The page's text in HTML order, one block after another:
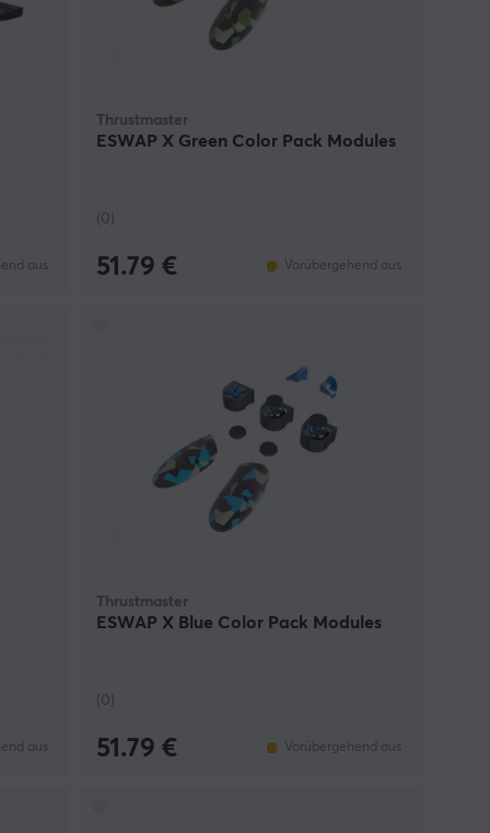
aus
Thrustmaster
ESWAP X Green Color Pack Modules
(0)
51.79 € Vorübergehend aus
aus
Thrustmaster
ESWAP X Blue Color Pack Modules
(0)
51.79 € Vorübergehend aus